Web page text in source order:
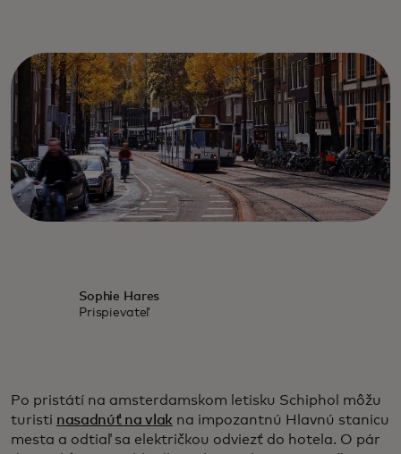
Sophie Hares
Prispievateľ
Po pristátí na amsterdamskom letisku Schiphol môžu
turisti nasadnúť na vlak na impozantnú Hlavnú stanicu
mesta a odtiaľ sa električkou odviezť do hotela. O pár